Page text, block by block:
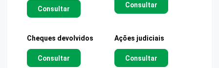
Consultar Consultar
Cheques devolvidos
Consultar
Ações judiciais
Consultar